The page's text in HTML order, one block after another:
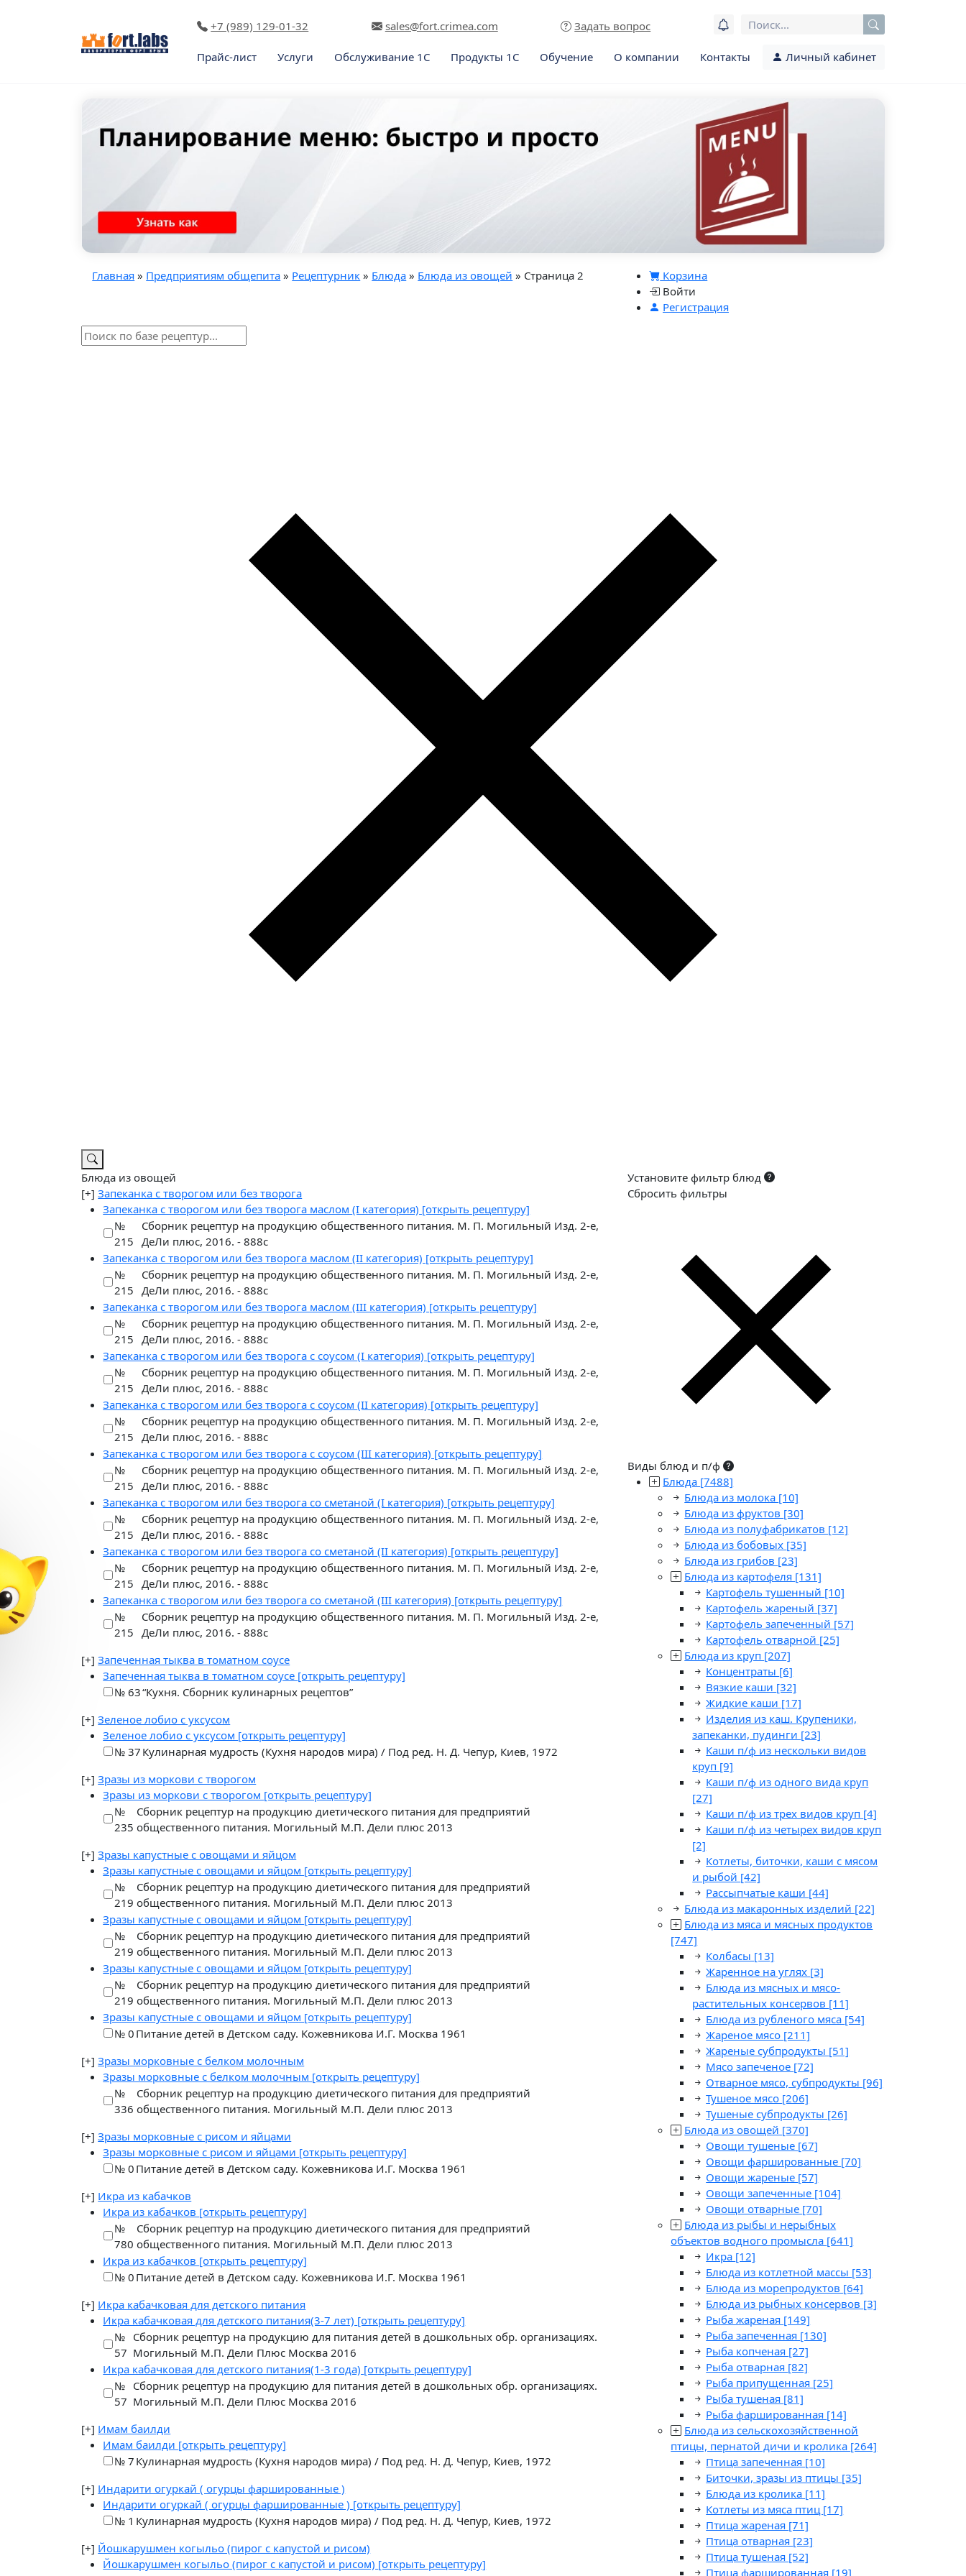
+7 (989) 129-01-32 sales@fort.crimea.com Задать вопрос
Прайс-лист Услуги Обслуживание 1С Продукты 1С Обучение О компании Контакты Личный кабинет
Главная » Предприятиям общепита » Рецептурник » Блюда » Блюда из овощей » Страница 2
Корзина
Войти
Регистрация
Установите фильтр блюд
Сбросить фильтры
Виды блюд и п/ф
Блюда [7488]
Блюда из молока [10]
Блюда из фруктов [30]
Блюда из полуфабрикатов [12]
Блюда из бобовых [35]
Блюда из грибов [23]
Блюда из картофеля [131]
Картофель тушенный [10]
Картофель жареный [37]
Картофель запеченный [57]
Картофель отварной [25]
Блюда из круп [207]
Концентраты [6]
Вязкие каши [32]
Жидкие каши [17]
Изделия из каш. Крупеники,
запеканки, пудинги [23]
Каши п/ф из нескольки видов
круп [9]
Каши п/ф из одного вида круп
[27]
Каши п/ф из трех видов круп [4]
Каши п/ф из четырех видов круп
[2]
Котлеты, биточки, каши с мясом
и рыбой [42]
Рассыпчатые каши [44]
Блюда из макаронных изделий [22]
Блюда из мяса и мясных продуктов
[747]
Колбасы [13]
Жаренное на углях [3]
Блюда из мясных и мясо-
растительных консервов [11]
Блюда из рубленого мяса [54]
Жареное мясо [211]
Жареные субпродукты [51]
Мясо запеченое [72]
Отварное мясо, субпродукты [96]
Тушеное мясо [206]
Тушеные субпродукты [26]
Блюда из овощей [370]
Овощи тушеные [67]
Овощи фаршированные [70]
Овощи жареные [57]
Овощи запеченные [104]
Овощи отварные [70]
Блюда из рыбы и нерыбных
объектов водного промысла [641]
Икра [12]
Блюда из котлетной массы [53]
Блюда из морепродуктов [64]
Блюда из рыбных консервов [3]
Рыба жареная [149]
Рыба запеченная [130]
Рыба копченая [27]
Рыба отварная [82]
Рыба припущенная [25]
Рыба тушеная [81]
Рыба фаршированная [14]
Блюда из сельскохозяйственной
птицы, пернатой дичи и кролика [264]
Птица запеченная [10]
Биточки, зразы из птицы [35]
Блюда из кролика [11]
Котлеты из мяса птиц [17]
Птица жареная [71]
Птица отварная [23]
Птица тушеная [52]
Птица фаршированная [19]
Блюда из овощей
[+] Запеканка с творогом или без творога
Запеканка с творогом или без творога маслом(I категория) [открыть рецептуру]
№
215
Сборник рецептур на продукцию общественного питания. М. П. Могильный Изд. 2-е,
ДеЛи плюс, 2016. - 888с
Запеканка с творогом или без творога маслом(II категория) [открыть рецептуру]
№
215
Сборник рецептур на продукцию общественного питания. М. П. Могильный Изд. 2-е,
ДеЛи плюс, 2016. - 888с
Запеканка с творогом или без творога маслом(III категория) [открыть рецептуру]
№
215
Сборник рецептур на продукцию общественного питания. М. П. Могильный Изд. 2-е,
ДеЛи плюс, 2016. - 888с
Запеканка с творогом или без творога с соусом(I категория) [открыть рецептуру]
№
215
Сборник рецептур на продукцию общественного питания. М. П. Могильный Изд. 2-е,
ДеЛи плюс, 2016. - 888с
Запеканка с творогом или без творога с соусом(II категория) [открыть рецептуру]
№
215
Сборник рецептур на продукцию общественного питания. М. П. Могильный Изд. 2-е,
ДеЛи плюс, 2016. - 888с
Запеканка с творогом или без творога с соусом(III категория) [открыть рецептуру]
№
215
Сборник рецептур на продукцию общественного питания. М. П. Могильный Изд. 2-е,
ДеЛи плюс, 2016. - 888с
Запеканка с творогом или без творога со сметаной(I категория) [открыть рецептуру]
№
215
Сборник рецептур на продукцию общественного питания. М. П. Могильный Изд. 2-е,
ДеЛи плюс, 2016. - 888с
Запеканка с творогом или без творога со сметаной(II категория) [открыть рецептуру]
№
215
Сборник рецептур на продукцию общественного питания. М. П. Могильный Изд. 2-е,
ДеЛи плюс, 2016. - 888с
Запеканка с творогом или без творога со сметаной(III категория) [открыть рецептуру]
№
215
Сборник рецептур на продукцию общественного питания. М. П. Могильный Изд. 2-е,
ДеЛи плюс, 2016. - 888с
[+] Запеченная тыква в томатном соусе
Запеченная тыква в томатном соусе [открыть рецептуру]
№ 63“Кухня. Сборник кулинарных рецептов”
[+] Зеленое лобио с уксусом
Зеленое лобио с уксусом [открыть рецептуру]
№ 37 Кулинарная мудрость (Кухня народов мира) / Под ред. Н. Д. Чепур, Киев, 1972
[+] Зразы из моркови с творогом
Зразы из моркови с творогом [открыть рецептуру]
№
235
Сборник рецептур на продукцию диетического питания для предприятий
общественного питания. Могильный М.П. Дели плюс 2013
[+] Зразы капустные с овощами и яйцом
Зразы капустные с овощами и яйцом [открыть рецептуру]
№
219
Сборник рецептур на продукцию диетического питания для предприятий
общественного питания. Могильный М.П. Дели плюс 2013
Зразы капустные с овощами и яйцом [открыть рецептуру]
№
219
Сборник рецептур на продукцию диетического питания для предприятий
общественного питания. Могильный М.П. Дели плюс 2013
Зразы капустные с овощами и яйцом [открыть рецептуру]
№
219
Сборник рецептур на продукцию диетического питания для предприятий
общественного питания. Могильный М.П. Дели плюс 2013
Зразы капустные с овощами и яйцом [открыть рецептуру]
№ 0 Питание детей в Детском саду. Кожевникова И.Г. Москва 1961
[+] Зразы морковные с белком молочным
Зразы морковные с белком молочным [открыть рецептуру]
№
336
Сборник рецептур на продукцию диетического питания для предприятий
общественного питания. Могильный М.П. Дели плюс 2013
[+] Зразы морковные с рисом и яйцами
Зразы морковные с рисом и яйцами [открыть рецептуру]
№ 0 Питание детей в Детском саду. Кожевникова И.Г. Москва 1961
[+] Икра из кабачков
Икра из кабачков [открыть рецептуру]
№
780
Сборник рецептур на продукцию диетического питания для предприятий
общественного питания. Могильный М.П. Дели плюс 2013
Икра из кабачков [открыть рецептуру]
№ 0 Питание детей в Детском саду. Кожевникова И.Г. Москва 1961
[+] Икра кабачковая для детского питания
Икра кабачковая для детского питания(3-7 лет) [открыть рецептуру]
№
57
Сборник рецептур на продукцию для питания детей в дошкольных обр. организациях.
Могильный М.П. Дели Плюс Москва 2016
Икра кабачковая для детского питания(1-3 года) [открыть рецептуру]
№
57
Сборник рецептур на продукцию для питания детей в дошкольных обр. организациях.
Могильный М.П. Дели Плюс Москва 2016
[+] Имам баилди
Имам баилди [открыть рецептуру]
№ 7 Кулинарная мудрость (Кухня народов мира) / Под ред. Н. Д. Чепур, Киев, 1972
[+] Индарити огуркай ( огурцы фаршированные )
Индарити огуркай ( огурцы фаршированные ) [открыть рецептуру]
№ 1 Кулинарная мудрость (Кухня народов мира) / Под ред. Н. Д. Чепур, Киев, 1972
[+] Йошкарушмен когыльо (пирог с капустой и рисом)
Йошкарушмен когыльо (пирог с капустой и рисом) [открыть рецептуру]